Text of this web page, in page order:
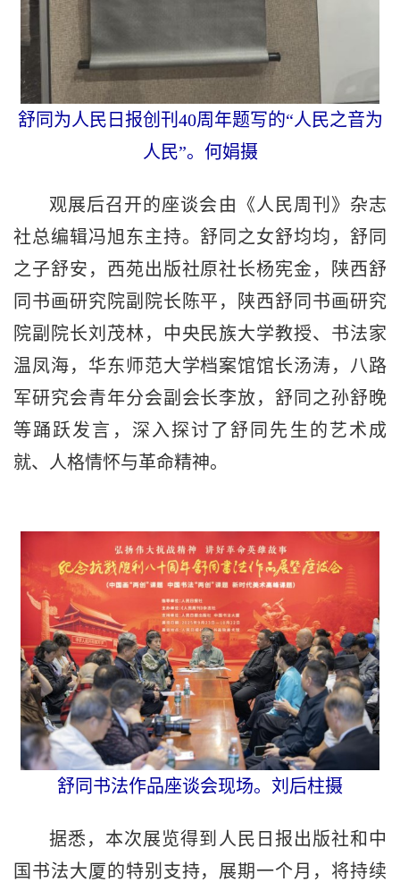
舒同为人民日报创刊40周年题写的“人民之音为
人民”。何娟摄
观展后召开的座谈会由《人民周刊》杂志
社总编辑冯旭东主持。舒同之女舒均均，舒同
之子舒安，西苑出版社原社长杨宪金，陕西舒
同书画研究院副院长陈平，陕西舒同书画研究
院副院长刘茂林，中央民族大学教授、书法家
温凤海，华东师范大学档案馆馆长汤涛，八路
军研究会青年分会副会长李放，舒同之孙舒晚
等踊跃发言，深入探讨了舒同先生的艺术成
就、人格情怀与革命精神。
舒同书法作品座谈会现场。刘后柱摄
据悉，本次展览得到人民日报出版社和中
国书法大厦的特别支持，展期一个月，将持续